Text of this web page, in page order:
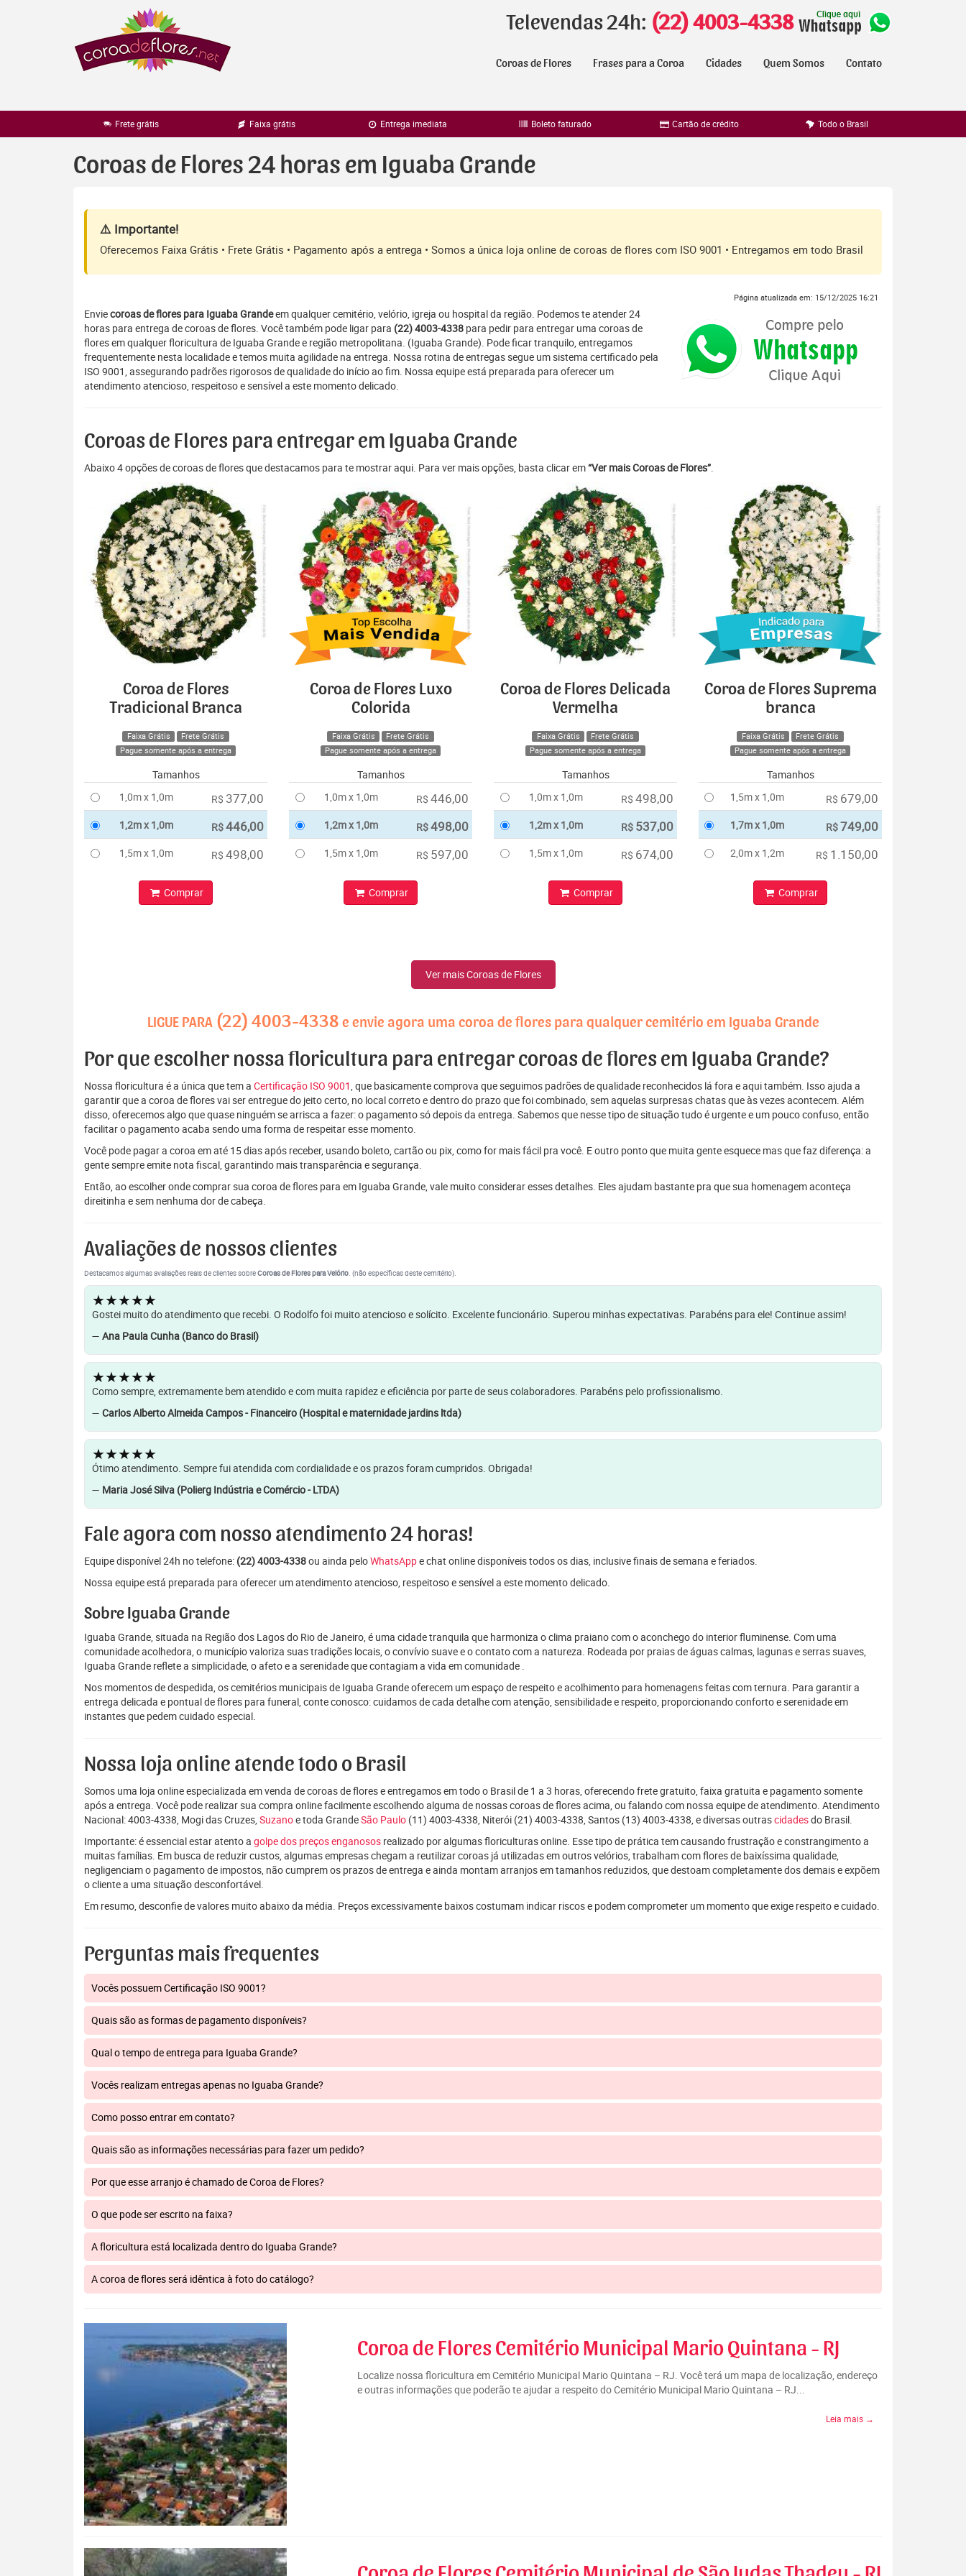
Televendas 24h: (22) 4003-4338
Coroas de Flores Frases para a Coroa Cidades Quem Somos Contato
Frete grátis Faixa grátis Entrega imediata Boleto faturado Cartão de crédito Todo o Brasil
Coroas de Flores 24 horas em Iguaba Grande
⚠️ Importante!
Oferecemos Faixa Grátis • Frete Grátis • Pagamento após a entrega • Somos a única loja online de coroas de flores com ISO 9001 • Entregamos em todo Brasil
Página atualizada em: 15/12/2025 16:21
Enviecoroas de flores para Iguaba Grandeem qualquer cemitério, velório, igreja ou hospital da região. Podemos te atender 24
horas para entrega de coroas de flores. Você também pode ligar para (22) 4003-4338 para pedir para entregar uma coroas de
flores em qualquer floricultura de Iguaba Grande e região metropolitana. (Iguaba Grande). Pode ficar tranquilo, entregamos
frequentemente nesta localidade e temos muita agilidade na entrega. Nossa rotina de entregas segue um sistema certificado pela
ISO 9001, assegurando padrões rigorosos de qualidade do início ao fim. Nossa equipe está preparada para oferecer um
atendimento atencioso, respeitoso e sensível a este momento delicado.
Coroas de Flores para entregar em Iguaba Grande
Abaixo 4 opções de coroas de flores que destacamos para te mostrar aqui. Para ver mais opções, basta clicar em“Ver mais Coroas de Flores”.
Coroa de Flores
Tradicional Branca
Faixa Grátis
Frete Grátis
Pague somente após a entrega
Tamanhos
1,0m x 1,0m
R$ 377,00
1,2m x 1,0m R$446,00
1,5m x 1,0m R$ 498,00
Comprar
Coroa de Flores Luxo
Colorida
Faixa Grátis
Frete Grátis
Pague somente após a entrega
Tamanhos
1,0m x 1,0m
R$ 446,00
1,2m x 1,0m R$498,00
1,5m x 1,0m R$ 597,00
Comprar
Coroa de Flores Delicada
Vermelha
Faixa Grátis
Frete Grátis
Pague somente após a entrega
Tamanhos
1,0m x 1,0m
R$ 498,00
1,2m x 1,0m R$ 537,00
1,5m x 1,0m R$ 674,00
Comprar
Coroa de Flores Suprema
branca
Faixa Grátis
Frete Grátis
Pague somente após a entrega
Tamanhos
1,5m x 1,0m
R$ 679,00
1,7m x 1,0m R$749,00
2,0m x 1,2m R$ 1.150,00
Comprar
Ver mais Coroas de Flores
LIGUE PARA (22) 4003-4338 e envie agora uma coroa de flores para qualquer cemitério em Iguaba Grande
Por que escolher nossa floricultura para entregar coroas de flores em Iguaba Grande?
Nossa floricultura é a única que tem a Certificação ISO 9001, que basicamente comprova que seguimos padrões de qualidade reconhecidos lá fora e aqui também. Isso ajuda a
garantir que a coroa de flores vai ser entregue do jeito certo, no local correto e dentro do prazo que foi combinado, sem aquelas surpresas chatas que às vezes acontecem. Além
disso, oferecemos algo que quase ninguém se arrisca a fazer: o pagamento só depois da entrega. Sabemos que nesse tipo de situação tudo é urgente e um pouco confuso, então
facilitar o pagamento acaba sendo uma forma de respeitar esse momento.
Você pode pagar a coroa em até 15 dias após receber, usando boleto, cartão ou pix, como for mais fácil pra você. E outro ponto que muita gente esquece mas que faz diferença: a
gente sempre emite nota fiscal, garantindo mais transparência e segurança.
Então, ao escolher onde comprar sua coroa de flores para em Iguaba Grande, vale muito considerar esses detalhes. Eles ajudam bastante pra que sua homenagem aconteça
direitinha e sem nenhuma dor de cabeça.
Avaliações de nossos clientes
Destacamos algumas avaliações reais de clientes sobreCoroas de Flores para Velório. (não específicas deste cemitério).
★★★★★
Gostei muito do atendimento que recebi. O Rodolfo foi muito atencioso e solícito. Excelente funcionário. Superou minhas expectativas. Parabéns para ele! Continue assim!
— Ana Paula Cunha (Banco do Brasil)
★★★★★
Como sempre, extremamente bem atendido e com muita rapidez e eficiência por parte de seus colaboradores. Parabéns pelo profissionalismo.
— Carlos Alberto Almeida Campos - Financeiro (Hospital e maternidade jardins ltda)
★★★★★
Ótimo atendimento. Sempre fui atendida com cordialidade e os prazos foram cumpridos. Obrigada!
— Maria José Silva (Polierg Indústria e Comércio - LTDA)
Fale agora com nosso atendimento 24 horas!
Equipe disponível 24h no telefone: (22) 4003-4338ou ainda peloWhatsAppe chat online disponíveis todos os dias, inclusive finais de semana e feriados.
Nossa equipe está preparada para oferecer um atendimento atencioso, respeitoso e sensível a este momento delicado.
Sobre Iguaba Grande
Iguaba Grande, situada na Região dos Lagos do Rio de Janeiro, é uma cidade tranquila que harmoniza o clima praiano com o aconchego do interior fluminense. Com uma
comunidade acolhedora, o município valoriza suas tradições locais, o convívio suave e o contato com a natureza. Rodeada por praias de águas calmas, lagunas e serras suaves,
Iguaba Grande reflete a simplicidade, o afeto e a serenidade que contagiam a vida em comunidade .
Nos momentos de despedida, os cemitérios municipais de Iguaba Grande oferecem um espaço de respeito e acolhimento para homenagens feitas com ternura. Para garantir a
entrega delicada e pontual de flores para funeral, conte conosco: cuidamos de cada detalhe com atenção, sensibilidade e respeito, proporcionando conforto e serenidade em
instantes que pedem cuidado especial.
Nossa loja online atende todo o Brasil
Somos uma loja online especializada em venda de coroas de flores e entregamos em todo o Brasil de 1 a 3 horas, oferecendo frete gratuito, faixa gratuita e pagamento somente
após a entrega. Você pode realizar sua compra online facilmente escolhendo alguma de nossas coroas de flores acima, ou falando com nossa equipe de atendimento. Atendimento
Nacional: 4003-4338, Mogi das Cruzes, Suzanoe toda GrandeSão Paulo (11) 4003-4338, Niterói (21) 4003-4338, Santos (13) 4003-4338, e diversas outrascidadesdo Brasil.
Importante: é essencial estar atento a golpe dos preços enganosos realizado por algumas floriculturas online. Esse tipo de prática tem causando frustração e constrangimento a
muitas famílias. Em busca de reduzir custos, algumas empresas chegam a reutilizar coroas já utilizadas em outros velórios, trabalham com flores de baixíssima qualidade,
negligenciam o pagamento de impostos, não cumprem os prazos de entrega e ainda montam arranjos em tamanhos reduzidos, que destoam completamente dos demais e expõem
o cliente a uma situação desconfortável.
Em resumo, desconfie de valores muito abaixo da média. Preços excessivamente baixos costumam indicar riscos e podem comprometer um momento que exige respeito e cuidado.
Perguntas mais frequentes
Vocês possuem Certificação ISO 9001?
Quais são as formas de pagamento disponíveis?
Qual o tempo de entrega para Iguaba Grande?
Vocês realizam entregas apenas no Iguaba Grande?
Como posso entrar em contato?
Quais são as informações necessárias para fazer um pedido?
Por que esse arranjo é chamado de Coroa de Flores?
O que pode ser escrito na faixa?
A floricultura está localizada dentro do Iguaba Grande?
A coroa de flores será idêntica à foto do catálogo?
Coroa de Flores Cemitério Municipal Mario Quintana - RJ
Localize nossa floricultura em Cemitério Municipal Mario Quintana – RJ. Você terá um mapa de localização, endereço
e outras informações que poderão te ajudar a respeito do Cemitério Municipal Mario Quintana – RJ...
Leia mais →